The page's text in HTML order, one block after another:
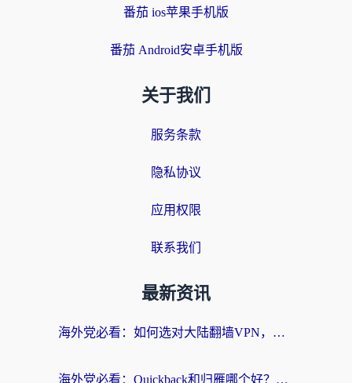
番茄 ios苹果手机版
番茄 Android安卓手机版
关于我们
服务条款
隐私协议
应用权限
联系我们
最新资讯
海外党必看：如何选对大陆翻墙VPN，实现国内资源无缝访问？
海外党必看：Quickback和归雁哪个好？附3组加速器对比+番茄加速器实测体验